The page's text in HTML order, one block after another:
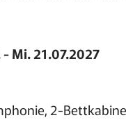
- Mi. 21.07.2027
2-